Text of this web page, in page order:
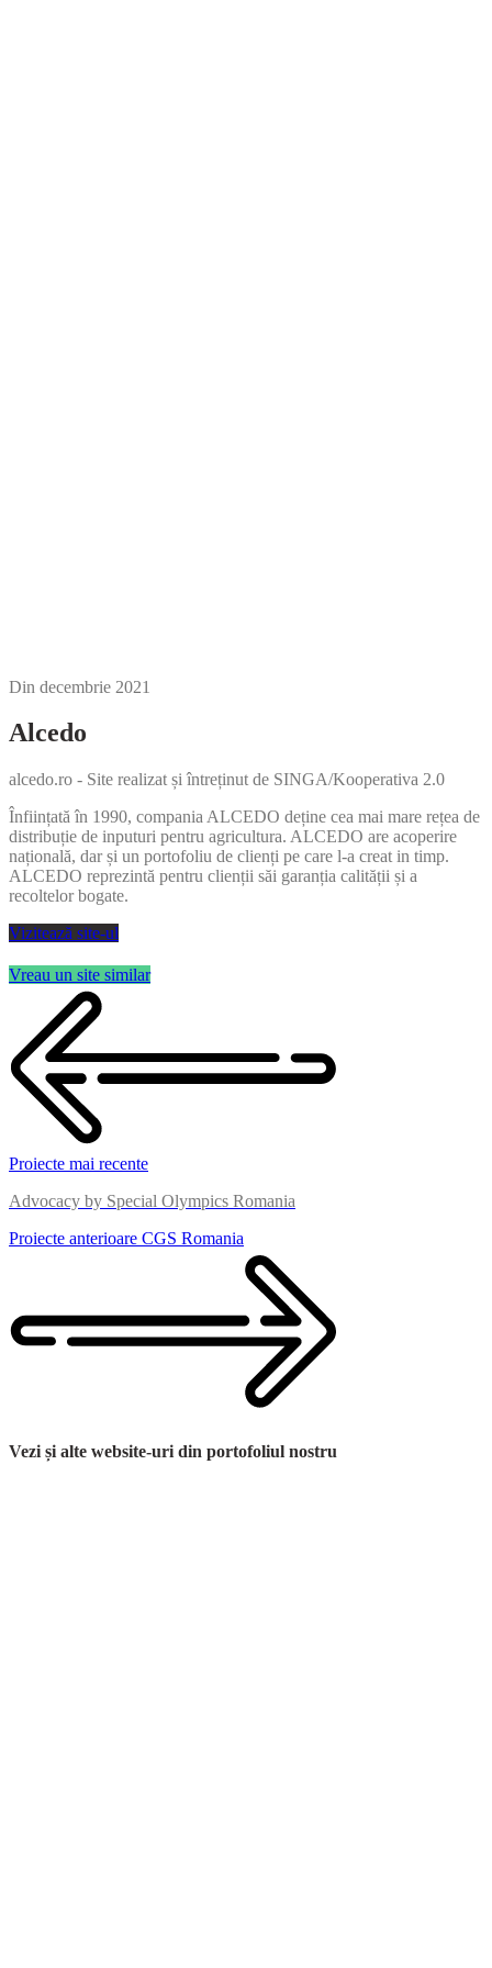
Din decembrie 2021
Alcedo
alcedo.ro - Site realizat și întreținut de SINGA/Kooperativa 2.0
Înființată în 1990, compania ALCEDO deține cea mai mare rețea de
distribuție de inputuri pentru agricultura. ALCEDO are acoperire
națională, dar și un portofoliu de clienți pe care l-a creat in timp.
ALCEDO reprezintă pentru clienții săi garanția calității și a
recoltelor bogate.
Vizitează site-ul
Vreau un site similar
Proiecte mai recente
Advocacy by Special Olympics Romania
Proiecte anterioare CGS Romania
Vezi și alte website-uri din portofoliul nostru